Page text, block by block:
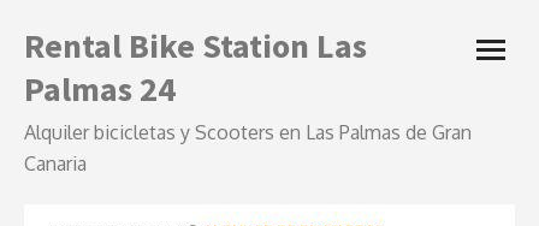
to
Rental Bike Station Las
Palmas 24
Alquiler bicicletas y Scooters en Las Palmas de Gran
Canaria
open
menu